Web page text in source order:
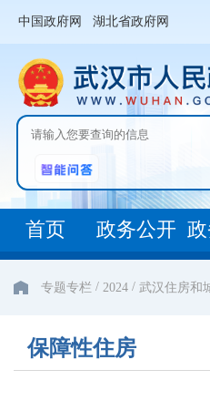
中国政府网 湖北省政府网
首页 政务公开
专题专栏 / 2024 / 武汉住房和
保障性住房